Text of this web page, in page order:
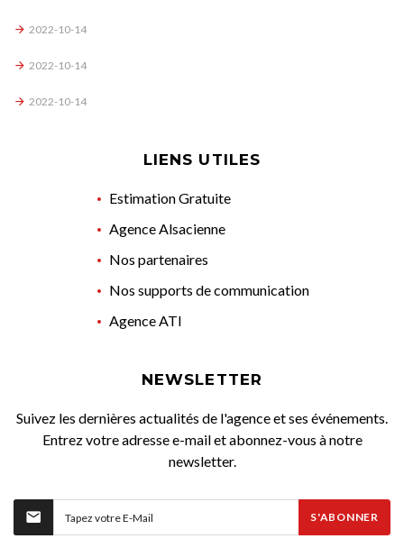
2022-10-14
2022-10-14
2022-10-14
LIENS UTILES
Estimation Gratuite
Agence Alsacienne
Nos partenaires
Nos supports de communication
Agence ATI
NEWSLETTER
Suivez les dernières actualités de l'agence et ses événements.
Entrez votre adresse e-mail et abonnez-vous à notre
newsletter.
S'ABONNER